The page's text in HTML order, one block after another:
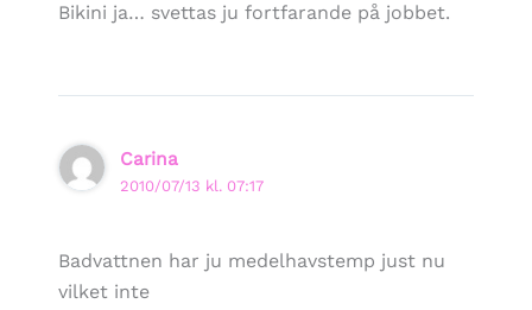
Bikini ja… svettas ju fortfarande på jobbet.
Carina
2010/07/13 kl. 07:17
Badvattnen har ju medelhavstemp just nu
vilket inte